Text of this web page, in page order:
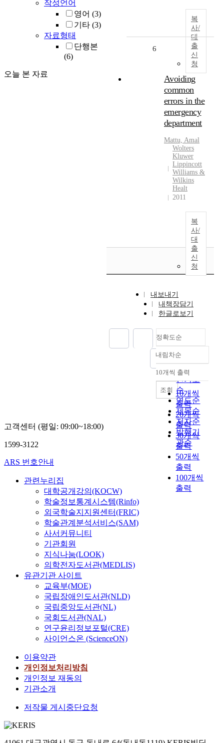
작성언어
영어 (3)
기타 (3)
자료형태
단행본
(6)
오늘 본 자료
복
사/
대
출
신
청
6
Avoiding
common
errors in the
emergency
department
Mattu, Amal
Wolters
Kluwer
Lippincott
Williams &
Wilkins
Healt
2011
복
사/
대
출
신
청
내보내기
내책장담기
한글로보기
정확도순
정확도
순
인기도
순
연도순
제목순
저자순
발행기
관순
내림차순
내림차순
10개씩 출력
10개씩
출력
20개씩
출력
30개씩
출력
50개씩
출력
100개씩
출력
조회
고객센터 (평일: 09:00~18:00)
1599-3122
ARS 번호안내
관련누리집
대학공개강의(KOCW)
학술정보통계시스템(Rinfo)
외국학술지지원센터(FRIC)
학술관계분석서비스(SAM)
사서커뮤니티
기관회원
지식나눔(LOOK)
의학전자도서관(MEDLIS)
유관기관 사이트
교육부(MOE)
국립장애인도서관(NLD)
국립중앙도서관(NL)
국회도서관(NAL)
연구윤리정보포털(CRE)
사이언스온 (ScienceON)
이용약관
개인정보처리방침
개인정보 재동의
기관소개
저작물 게시중단요청